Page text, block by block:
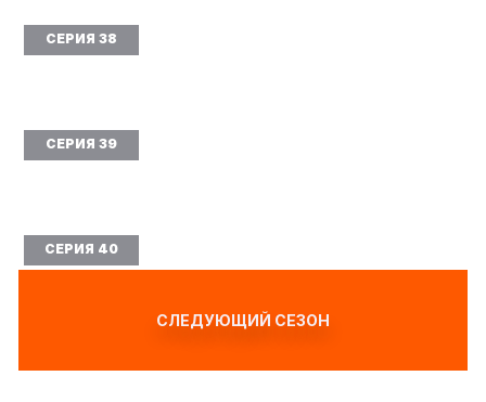
СЕРИЯ 38
СЕРИЯ 39
СЕРИЯ 40
СЛЕДУЮЩИЙ СЕЗОН